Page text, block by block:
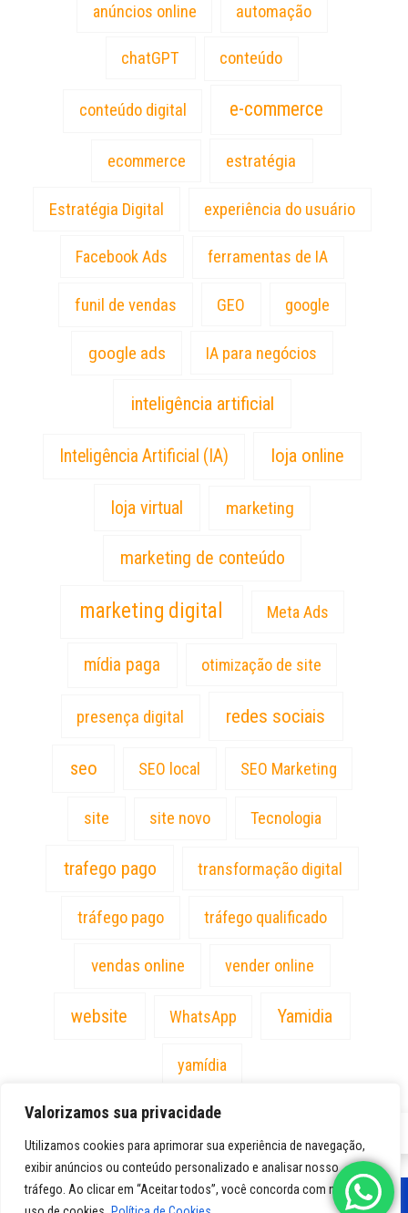
Valorizamos sua privacidade
Utilizamos cookies para aprimorar sua experiência de navegação,
exibir anúncios ou conteúdo personalizado e analisar nosso
tráfego. Ao clicar em “Aceitar todos”, você concorda com nosso
anúncios online automação
chatGPT conteúdo
conteúdo digital e-commerce
ecommerce estratégia
Estratégia Digital experiência do usuário
Facebook Ads ferramentas de IA
funil de vendas GEO google
google ads IA para negócios
inteligência artificial
Inteligência Artificial (IA) loja online
loja virtual marketing
marketing de conteúdo
marketing digital Meta Ads
mídia paga otimização de site
presença digital redes sociais
seo SEO local SEO Marketing
site site novo Tecnologia
trafego pago transformação digital
tráfego pago tráfego qualificado
vendas online vender online
website WhatsApp Yamidia
yamídia